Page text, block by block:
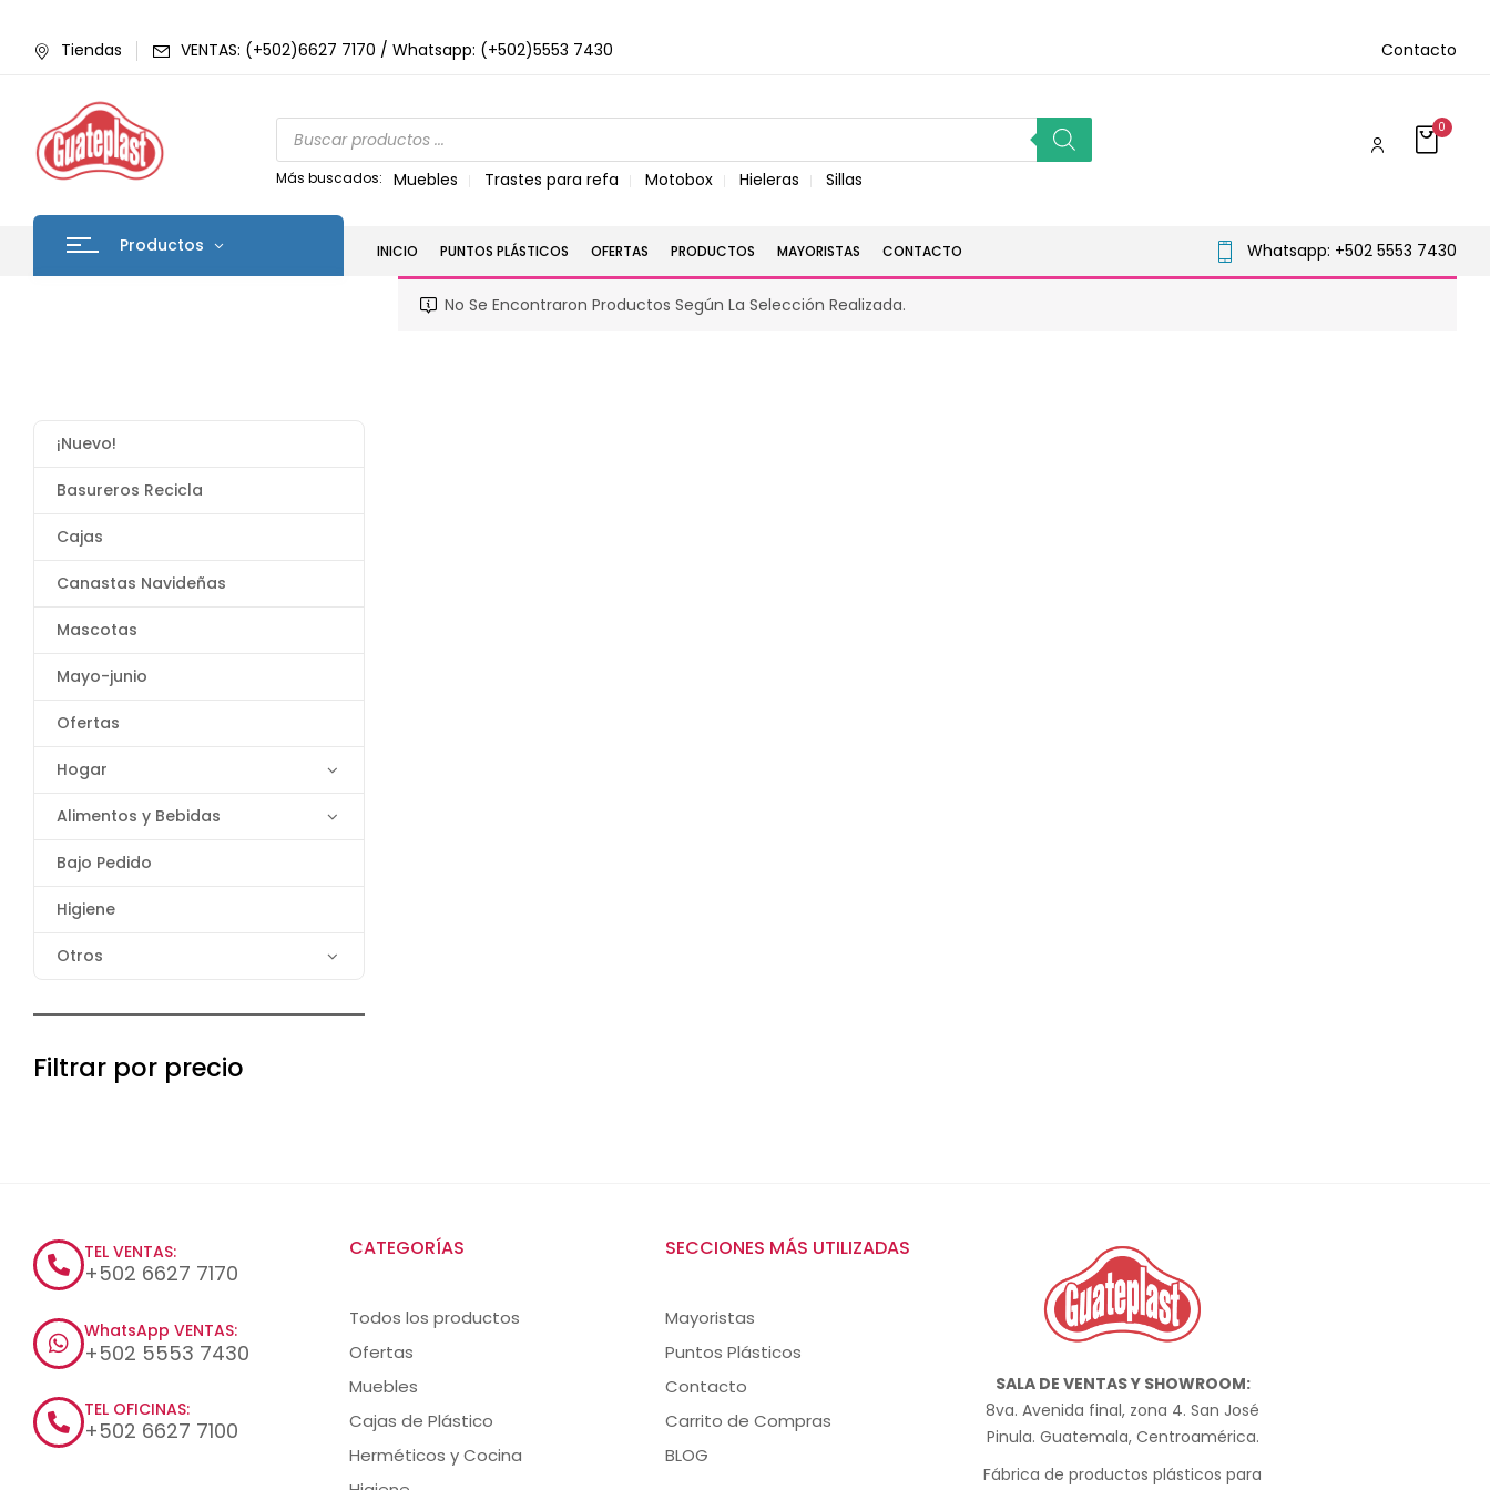
Tiendas VENTAS: (+502)6627 7170 / Whatsapp: (+502)5553 7430 Contacto
Más buscados: Muebles Trastes para refa Motobox Hieleras Sillas
0
Productos INICIO PUNTOS PLÁSTICOS OFERTAS PRODUCTOS MAYORISTAS CONTACTO Whatsapp: +502 5553 7430
¡Nuevo!
Basureros Recicla
Cajas
Canastas Navideñas
Mascotas
Mayo-junio
Ofertas
Hogar
Alimentos y Bebidas
Bajo Pedido
Higiene
Otros
Filtrar por precio
No Se Encontraron Productos Según La Selección Realizada.
TEL VENTAS:
+502 6627 7170
WhatsApp VENTAS:
+502 5553 7430
TEL OFICINAS:
+502 6627 7100
CATEGORÍAS
Todos los productos
Ofertas
Muebles
Cajas de Plástico
Herméticos y Cocina
SECCIONES MÁS UTILIZADAS
Mayoristas
Puntos Plásticos
Contacto
Carrito de Compras
BLOG
SALA DE VENTAS Y SHOWROOM:
8va. Avenida final, zona 4. San José
Pinula. Guatemala, Centroamérica.
Fábrica de productos plásticos para